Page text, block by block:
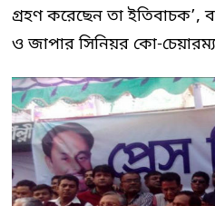
গ্রহণ করেছেন তা ইতিবাচক’,
ও জাপার সিনিয়র কো-